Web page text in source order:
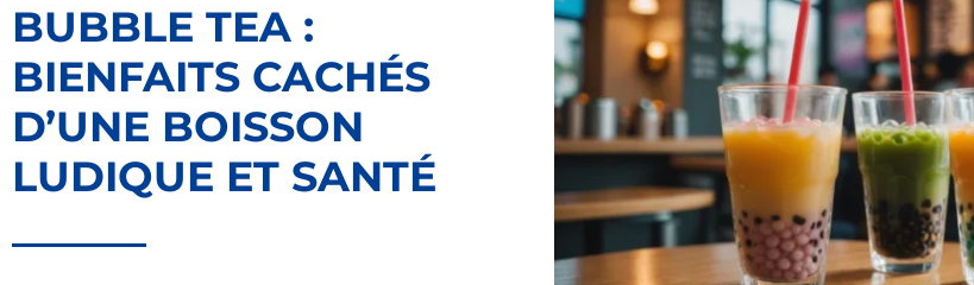
BUBBLE TEA :
BIENFAITS CACHÉS
D’UNE BOISSON
LUDIQUE ET SANTÉ